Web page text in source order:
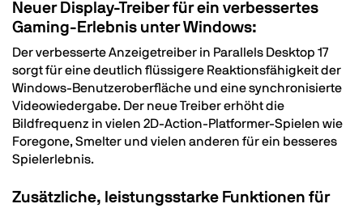
Neuer Display-Treiber für ein verbessertes
Gaming-Erlebnis unter Windows:
Der verbesserte Anzeigetreiber in Parallels Desktop 17
sorgt für eine deutlich flüssigere Reaktionsfähigkeit der
Windows-Benutzeroberfläche und eine synchronisierte
Videowiedergabe. Der neue Treiber erhöht die
Bildfrequenz in vielen 2D-Action-Platformer-Spielen wie
Foregone, Smelter und vielen anderen für ein besseres
Spielerlebnis.
Zusätzliche, leistungsstarke Funktionen für